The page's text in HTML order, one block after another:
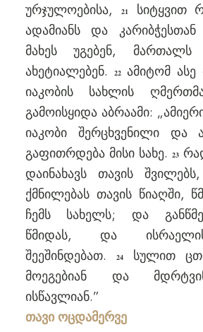
ურჯულოებისა,
21
სიტყვით
ადამიანს და
მახეს უგებენ, მართალს
ახეტიალებენ.
22ამიტომ ასე
იაკობის სახლის
გამოისყიდა აბრაამი:
იაკობი შერცხვენილი და
გაფითრდება მისი სახე.23
დაინახავს თავის
ქმნილებას თავის წიაღში,
ჩემს სახელს; და
წმიდას, და
შეეშინდებათ.
24სულით
მოეგებიან და
ისწავლიან.”
თავი ოცდამერვე